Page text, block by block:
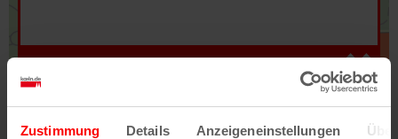
Zustimmung Details Anzeigeneinstellungen
Fehler/Problem melden